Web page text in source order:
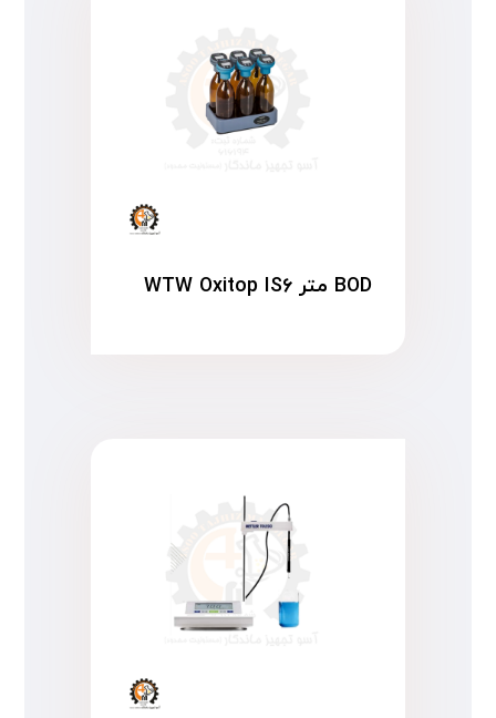
BOD متر WTW Oxitop IS۶